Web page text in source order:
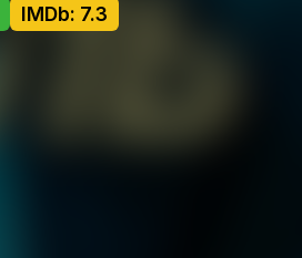
IMDb: 7.3